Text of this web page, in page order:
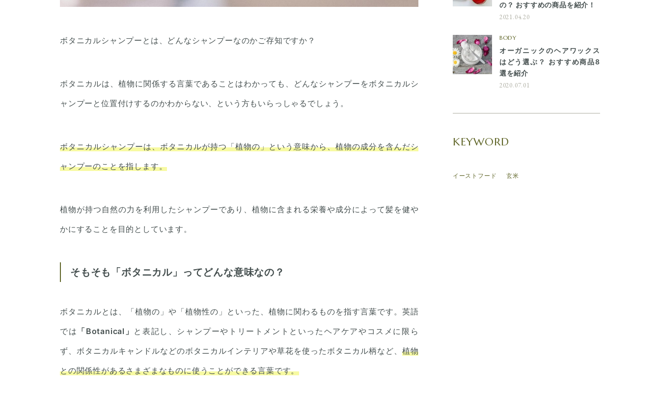
ボタニカルシャンプーとは、どんなシャンプーなのかご存知ですか？
ボタニカルは、植物に関係する言葉であることはわかっても、どんなシャンプーをボタニカルシ
ャンプーと位置付けするのかわからない、という方もいらっしゃるでしょう。
ボタニカルシャンプーは、ボタニカルが持つ「植物の」という意味から、植物の成分を含んだシ
ャンプーのことを指します。
植物が持つ自然の力を利用したシャンプーであり、植物に含まれる栄養や成分によって髪を健や
かにすることを目的としています。
そもそも「ボタニカル」ってどんな意味なの？
ボタニカルとは、「植物の」や「植物性の」といった、植物に関わるものを指す言葉です。英語
では 「Botanical」 と表記し、シャンプーやトリートメントといったヘアケアやコスメに限ら
ず、ボタニカルキャンドルなどのボタニカルインテリアや草花を使ったボタニカル柄など、 植物
との関係性があるさまざまなものに使うことができる言葉です。
の？ おすすめの商品を紹介！
2021.04.20
BODY
オーガニックのヘアワックス
はどう選ぶ？ おすすめ商品8
選を紹介
2020.07.01
KEYWORD
イーストフード 玄米